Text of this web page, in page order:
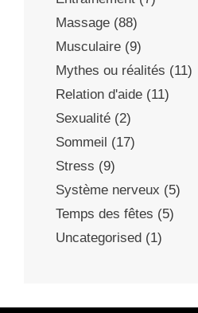
Massage (88)
Musculaire (9)
Mythes ou réalités (11)
Relation d'aide (11)
Sexualité (2)
Sommeil (17)
Stress (9)
Système nerveux (5)
Temps des fêtes (5)
Uncategorised (1)